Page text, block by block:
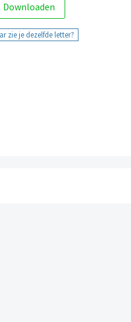
Downloaden
zie je dezelfde letter?